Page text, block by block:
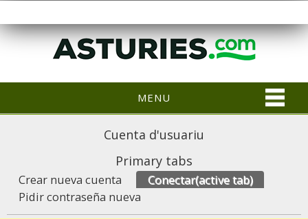
MENU
Cuenta d'usuariu
Primary tabs
Crear nueva cuenta Conectar(active tab)
Pidir contraseña nueva